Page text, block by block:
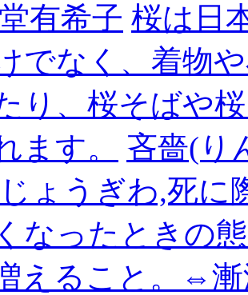
有希子 桜は日
でなく、着物
り、桜そばや
ます。
吝嗇(り
ょうぎわ,死に
なったときの
えること。⇔